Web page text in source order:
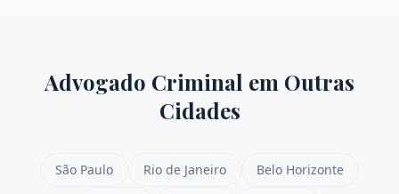
Advogado Criminal em Outras
Cidades
São Paulo Rio de Janeiro
Belo Horizonte